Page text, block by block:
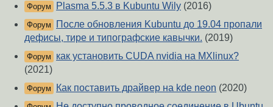
Форум Plasma 5.5.3 в Kubuntu Wily (2016)
Форум
После обновления Kubuntu до 19.04 пропали
дефисы, тире и типографские кавычки. (2019)
Форум
как установить CUDA nvidia на MXlinux?
(2021)
Форум Как поставить драйвер на kde neon (2020)